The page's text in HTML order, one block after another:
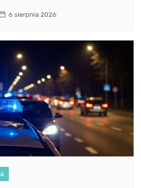
6 sierpnia 2026